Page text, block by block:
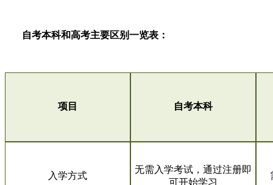
自考本科和高考主要区别一览表：
项目 自考本科
入学方式
无需入学考试，通过注册即
可开始学习